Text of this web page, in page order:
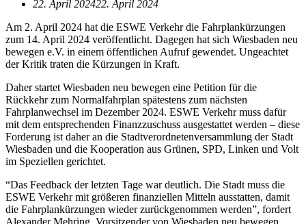
22. April 202422. April 2024
Am 2. April 2024 hat die ESWE Verkehr die Fahrplankürzungen
zum 14. April 2024 veröffentlicht. Dagegen hat sich Wiesbaden neu
bewegen e.V. in einem öffentlichen Aufruf gewendet. Ungeachtet
der Kritik traten die Kürzungen in Kraft.
Daher startet Wiesbaden neu bewegen eine Petition für die
Rückkehr zum Normalfahrplan spätestens zum nächsten
Fahrplanwechsel im Dezember 2024. ESWE Verkehr muss dafür
mit dem entsprechenden Finanzzuschuss ausgestattet werden – diese
Forderung ist daher an die Stadtverordnetenversammlung der Stadt
Wiesbaden und die Kooperation aus Grünen, SPD, Linken und Volt
im Speziellen gerichtet.
“Das Feedback der letzten Tage war deutlich. Die Stadt muss die
ESWE Verkehr mit größeren finanziellen Mitteln ausstatten, damit
die Fahrplankürzungen wieder zurückgenommen werden”, fordert
Alexander Mehring, Vorsitzender von Wiesbaden neu bewegen.